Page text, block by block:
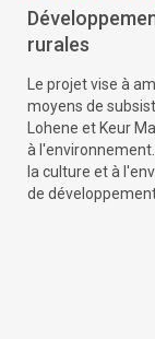
rurales
Le projet vise à
moyens de
Lohene et Keur
à
la culture et à
de